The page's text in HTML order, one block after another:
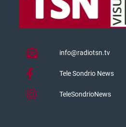
info@radiotsn.tv
Tele Sondrio News
TeleSondrioNews